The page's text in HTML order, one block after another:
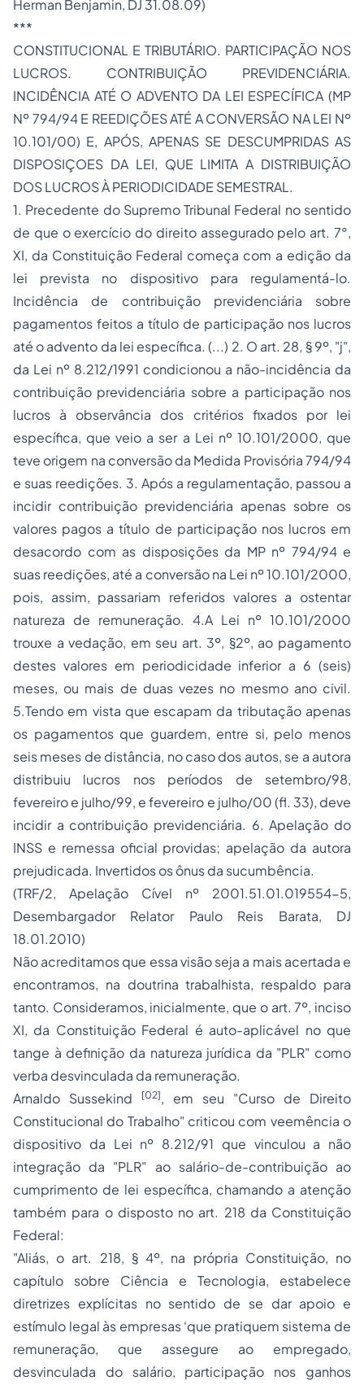
Herman Benjamin, DJ 31.08.09)
***
CONSTITUCIONAL E TRIBUTÁRIO. PARTICIPAÇÃO NOS
LUCROS. CONTRIBUIÇÃO PREVIDENCIÁRIA.
INCIDÊNCIA ATÉ O ADVENTO DA LEI ESPECÍFICA (MP
Nº 794/94 E REEDIÇÕES ATÉ A CONVERSÃO NA LEI Nº
10.101/00) E, APÓS, APENAS SE DESCUMPRIDAS AS
DISPOSIÇOES DA LEI, QUE LIMITA A DISTRIBUIÇÃO
DOS LUCROS À PERIODICIDADE SEMESTRAL.
1. Precedente do Supremo Tribunal Federal no sentido
de que o exercício do direito assegurado pelo art. 7°,
XI, da Constituição Federal começa com a edição da
lei prevista no dispositivo para regulamentá-lo.
Incidência de contribuição previdenciária sobre
pagamentos feitos a título de participação nos lucros
até o advento da lei específica. (...) 2. O art. 28, § 9º, "j",
da Lei nº 8.212/1991 condicionou a não-incidência da
contribuição previdenciária sobre a participação nos
lucros à observância dos critérios fixados por lei
específica, que veio a ser a Lei nº 10.101/2000, que
teve origem na conversão da Medida Provisória 794/94
e suas reedições. 3. Após a regulamentação, passou a
incidir contribuição previdenciária apenas sobre os
valores pagos a título de participação nos lucros em
desacordo com as disposições da MP nº 794/94 e
suas reedições, até a conversão na Lei nº 10.101/2000,
pois, assim, passariam referidos valores a ostentar
natureza de remuneração. 4.A Lei nº 10.101/2000
trouxe a vedação, em seu art. 3º, §2º, ao pagamento
destes valores em periodicidade inferior a 6 (seis)
meses, ou mais de duas vezes no mesmo ano civil.
5.Tendo em vista que escapam da tributação apenas
os pagamentos que guardem, entre si, pelo menos
seis meses de distância, no caso dos autos, se a autora
distribuiu lucros nos períodos de setembro/98,
fevereiro e julho/99, e fevereiro e julho/00 (fl. 33), deve
incidir a contribuição previdenciária. 6. Apelação do
INSS e remessa oficial providas; apelação da autora
prejudicada. Invertidos os ônus da sucumbência.
(TRF/2, Apelação Cível nº 2001.51.01.019554-5,
Desembargador Relator Paulo Reis Barata, DJ
18.01.2010)
Não acreditamos que essa visão seja a mais acertada e
encontramos, na doutrina trabalhista, respaldo para
tanto. Consideramos, inicialmente, que o art. 7º, inciso
XI, da Constituição Federal é auto-aplicável no que
tange à definição da natureza jurídica da "PLR" como
verba desvinculada da remuneração.
Arnaldo Sussekind
[02], em seu "Curso de Direito
Constitucional do Trabalho" criticou com veemência o
dispositivo da Lei nº 8.212/91 que vinculou a não
integração da "PLR" ao salário-de-contribuição ao
cumprimento de lei específica, chamando a atenção
também para o disposto no art. 218 da Constituição
Federal:
"Aliás, o art. 218, § 4º, na própria Constituição, no
capítulo sobre Ciência e Tecnologia, estabelece
diretrizes explícitas no sentido de se dar apoio e
estímulo legal às empresas ‘que pratiquem sistema de
remuneração, que assegure ao empregado,
desvinculada do salário, participação nos ganhos